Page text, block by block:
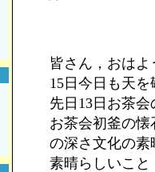
皆さん，おは
15日今日も天
先日13日お茶
お茶会初釜の
の深さ文化の
素晴らしいこと